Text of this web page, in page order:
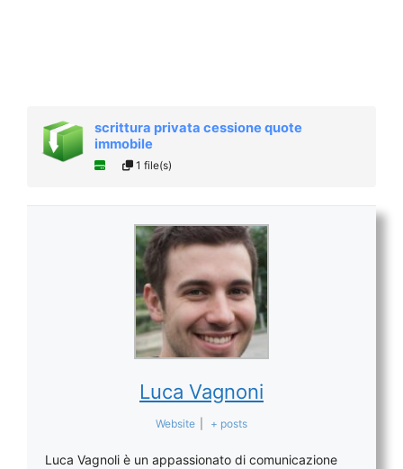
scrittura privata cessione quote
immobile
1 file(s)
Luca Vagnoni
Website + posts
Luca Vagnoli è un appassionato di comunicazione